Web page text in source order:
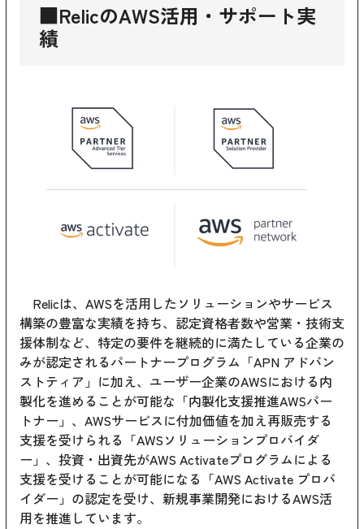
■RelicのAWS活用・サポート実
績
Relicは、AWSを活用したソリューションやサービス
構築の豊富な実績を持ち、認定資格者数や営業・技術支
援体制など、特定の要件を継続的に満たしている企業の
みが認定されるパートナープログラム「APN アドバン
ストティア」に加え、ユーザー企業のAWSにおける内
製化を進めることが可能な「内製化支援推進AWSパー
トナー」、AWSサービスに付加価値を加え再販売する
支援を受けられる「AWSソリューションプロバイダ
ー」、投資・出資先がAWS Activateプログラムによる
支援を受けることが可能になる「AWS Activate プロバ
イダー」の認定を受け、新規事業開発におけるAWS活
用を推進しています。